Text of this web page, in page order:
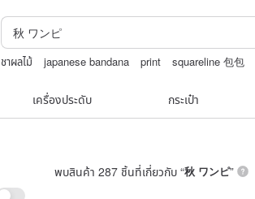
ชาผลไม้ japanese bandana print squareline 包包
เครื่องประดับ กระเป๋า
พบสินค้า 287 ชิ้นที่เกี่ยวกับ “秋 ワンピ”